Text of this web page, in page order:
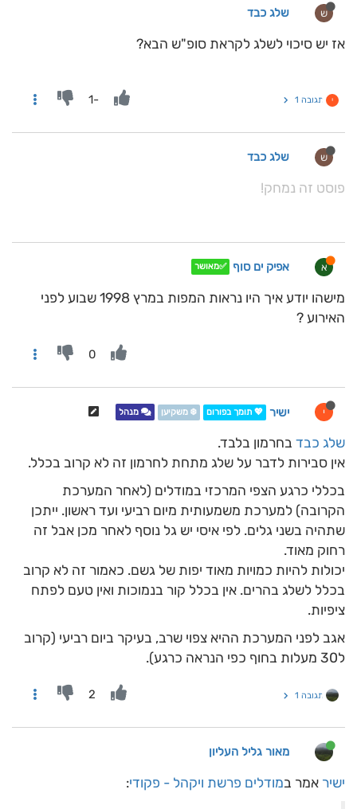
ש שלג כבד
אז יש סיכוי לשלג לקראת סופ"ש הבא?
י תגובה 1 -1
ש שלג כבד
פוסט זה נמחק!
א אפיק ים סוף ✅מאושר
מישהו יודע איך היו נראות המפות במרץ 1998 שבוע לפני
האירוע ?
0
י ישיר 💖 תומך בפורום ❄️ משקיען מנהל
שלג כבד בחרמון בלבד.
אין סבירות לדבר על שלג מתחת לחרמון זה לא קרוב בכלל.
בכללי כרגע הצפי המרכזי במודלים (לאחר המערכת
הקרובה) למערכת משמעותית מיום רביעי ועד ראשון. ייתכן
שתהיה בשני גלים. לפי איסי יש גל נוסף לאחר מכן אבל זה
רחוק מאוד.
יכולות להיות כמויות מאוד יפות של גשם. כאמור זה לא קרוב
בכלל לשלג בהרים. אין בכלל קור בנמוכות ואין טעם לפתח
ציפיות.
אגב לפני המערכת ההיא צפוי שרב, בעיקר ביום רביעי (קרוב
ל30 מעלות בחוף כפי הנראה כרגע).
תגובה 1 2
מאור גליל העליון
ישיר אמר במודלים פרשת ויקהל - פקודי: